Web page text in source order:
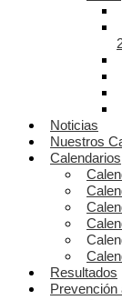
Noticias
Nuestros
Calendarios
Resultados
Prevención